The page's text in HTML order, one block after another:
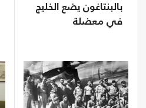
بالبنتاغون يضع الخليج
في معضلة